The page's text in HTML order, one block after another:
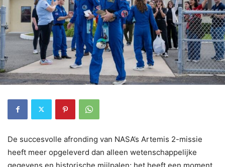
De succesvolle afronding van NASA’s Artemis 2-missie
heeft meer opgeleverd dan alleen wetenschappelijke
gegevens en historische mijlpalen; het heeft een moment